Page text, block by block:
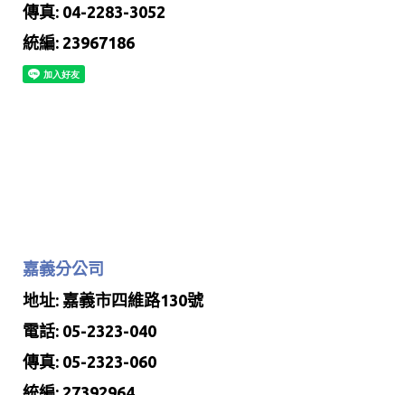
傳真: 04-2283-3052
統編: 23967186
嘉義分公司
地址: 嘉義市四維路130號
電話: 05-2323-040
傳真: 05-2323-060